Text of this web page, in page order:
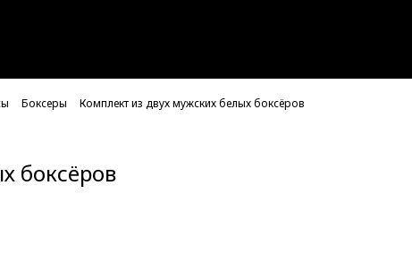
Боксеры Комплект из двух мужских белых боксёров
боксёров